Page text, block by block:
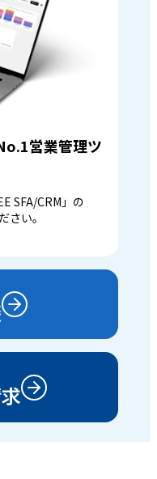
営業管理ツ
SFA/CRM」の
さい。